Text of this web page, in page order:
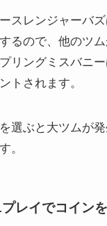
スレンジャーバ
るので、他のツ
リングミスバニ
トされます。
選ぶと大ツムが
。
レイでコイン